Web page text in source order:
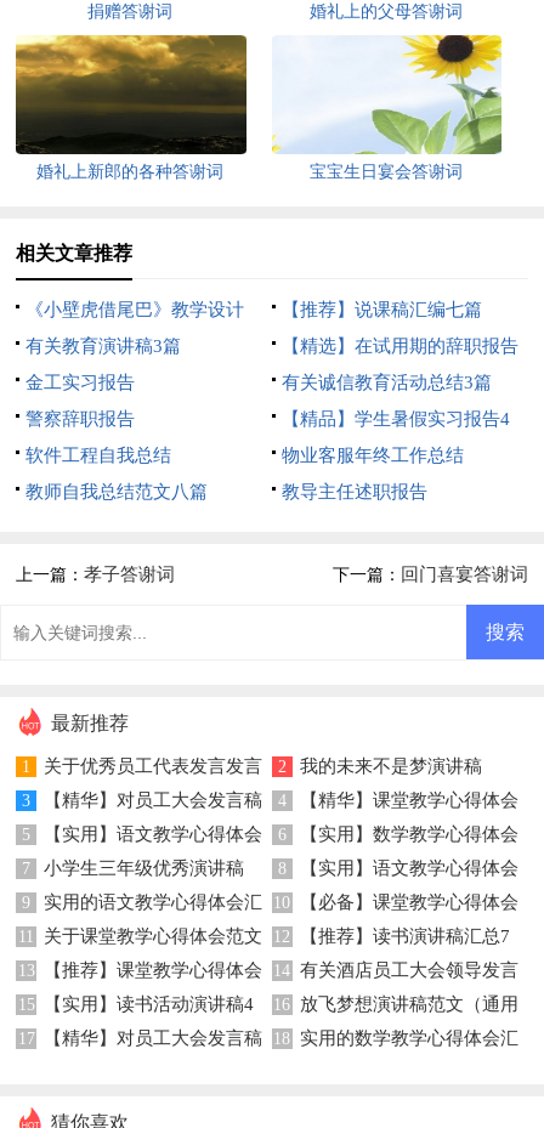
捐赠答谢词 婚礼上的父母答谢词
婚礼上新郎的各种答谢词 宝宝生日宴会答谢词
相关文章推荐
《小壁虎借尾巴》教学设计
【推荐】说课稿汇编七篇
有关教育演讲稿3篇
【精选】在试用期的辞职报告
范文集锦10篇
金工实习报告
有关诚信教育活动总结3篇
警察辞职报告
【精品】学生暑假实习报告4
篇
软件工程自我总结
物业客服年终工作总结
教师自我总结范文八篇
教导主任述职报告
上一篇：孝子答谢词 下一篇： 回门喜宴答谢词
最新推荐
1
关于优秀员工代表发言发言
稿三篇
2 我的未来不是梦演讲稿
3
【精华】对员工大会发言稿
范文集合8篇
4
【精华】课堂教学心得体会
模板汇总9篇
5
【实用】语文教学心得体会
4篇
6
【实用】数学教学心得体会
范文汇总九篇
7 小学生三年级优秀演讲稿 8
【实用】语文教学心得体会
锦集八篇
9
实用的语文教学心得体会汇
总五篇
10
【必备】课堂教学心得体会
范文集锦八篇
11
关于课堂教学心得体会范文
集锦五篇
12
【推荐】读书演讲稿汇总7
篇
13
【推荐】课堂教学心得体会
模板汇总六篇
14 有关酒店员工大会领导发言
稿四篇
15
【实用】读书活动演讲稿4
篇
16 放飞梦想演讲稿范文（通用
5篇）
17
【精华】对员工大会发言稿
18 实用的数学教学心得体会汇
猜你喜欢